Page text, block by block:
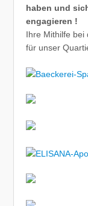
haben und
engagieren !
Ihre Mithilfe bei
für unser